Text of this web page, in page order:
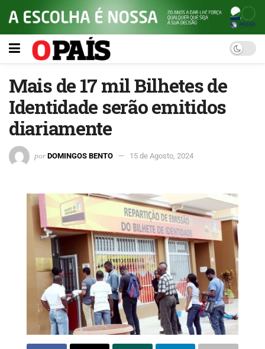
Mais de 17 mil Bilhetes de
Identidade serão emitidos
diariamente
por DOMINGOS BENTO 15 de Agosto, 2024